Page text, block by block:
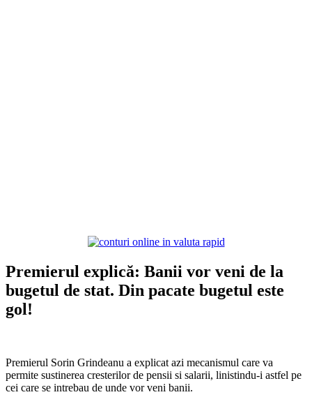
Premierul explică: Banii vor veni de la
bugetul de stat. Din pacate bugetul este
gol!
Premierul Sorin Grindeanu a explicat azi mecanismul care va
permite sustinerea cresterilor de pensii si salarii, linistindu-i astfel pe
cei care se intrebau de unde vor veni banii.